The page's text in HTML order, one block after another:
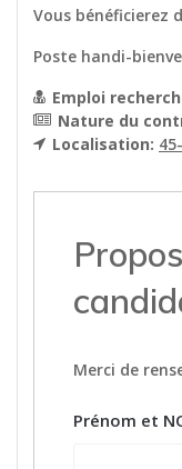
Vous bénéficierez
Poste handi-
Emploi
Nature du
Localisation:
Merci de
Prénom et